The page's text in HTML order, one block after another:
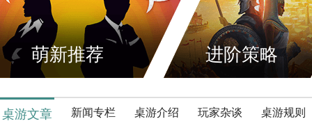
萌新推荐 进阶策略
桌游文章 新闻专栏 桌游介绍 玩家杂谈 桌游规则